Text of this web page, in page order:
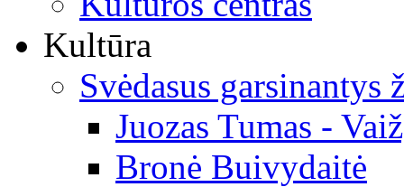
Kultūra
Svėdasus garsinantys
Juozas Tumas -
Bronė Buivydaitė